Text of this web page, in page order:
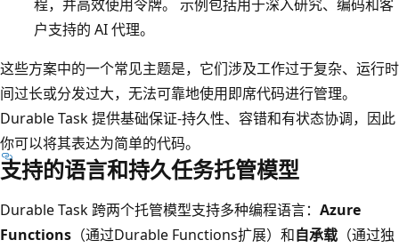
程，并高效使用令牌。 示例包括用于深入研究、编码和客
户支持的 AI 代理。
这些方案中的一个常见主题是，它们涉及工作过于复杂、运行时
间过长或分发过大，无法可靠地使用即席代码进行管理。
Durable Task 提供基础保证-持久性、容错和有状态协调，因此
你可以将其表达为简单的代码。
支持的语言和持久任务托管模型
Durable Task 跨两个托管模型支持多种编程语言： Azure
Functions （通过Durable Functions扩展）和自承载 （通过独